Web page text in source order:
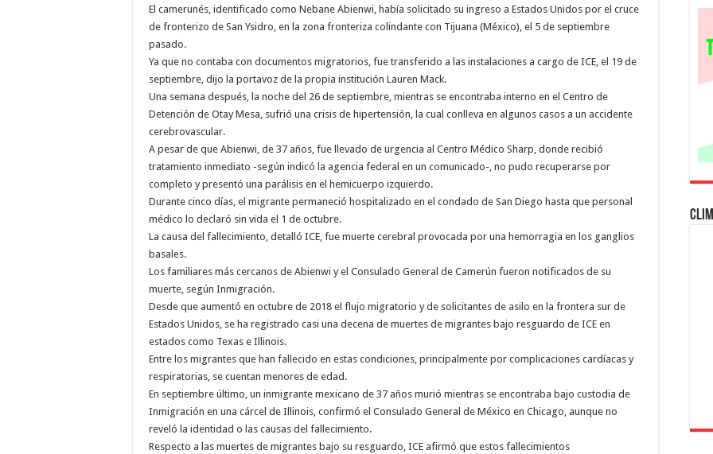
en
San
Diego
El camerunés, identificado como Nebane Abienwi, había solicitado su ingreso a Estados Unidos por el cruce
de fronterizo de San Ysidro, en la zona fronteriza colindante con Tijuana (México), el 5 de septiembre
pasado.
Ya que no contaba con documentos migratorios, fue transferido a las instalaciones a cargo de ICE, el 19 de
septiembre, dijo la portavoz de la propia institución Lauren Mack.
Una semana después, la noche del 26 de septiembre, mientras se encontraba interno en el Centro de
Detención de Otay Mesa, sufrió una crisis de hipertensión, la cual conlleva en algunos casos a un accidente
cerebrovascular.
A pesar de que Abienwi, de 37 años, fue llevado de urgencia al Centro Médico Sharp, donde recibió
tratamiento inmediato -según indicó la agencia federal en un comunicado-, no pudo recuperarse por
completo y presentó una parálisis en el hemicuerpo izquierdo.
Durante cinco días, el migrante permaneció hospitalizado en el condado de San Diego hasta que personal
médico lo declaró sin vida el 1 de octubre.
La causa del fallecimiento, detalló ICE, fue muerte cerebral provocada por una hemorragia en los ganglios
basales.
Los familiares más cercanos de Abienwi y el Consulado General de Camerún fueron notificados de su
muerte, según Inmigración.
Desde que aumentó en octubre de 2018 el flujo migratorio y de solicitantes de asilo en la frontera sur de
Estados Unidos, se ha registrado casi una decena de muertes de migrantes bajo resguardo de ICE en
estados como Texas e Illinois.
Entre los migrantes que han fallecido en estas condiciones, principalmente por complicaciones cardíacas y
respiratorias, se cuentan menores de edad.
En septiembre último, un inmigrante mexicano de 37 años murió mientras se encontraba bajo custodia de
Inmigración en una cárcel de Illinois, confirmó el Consulado General de México en Chicago, aunque no
reveló la identidad o las causas del fallecimiento.
Respecto a las muertes de migrantes bajo su resguardo, ICE afirmó que estos fallecimientos